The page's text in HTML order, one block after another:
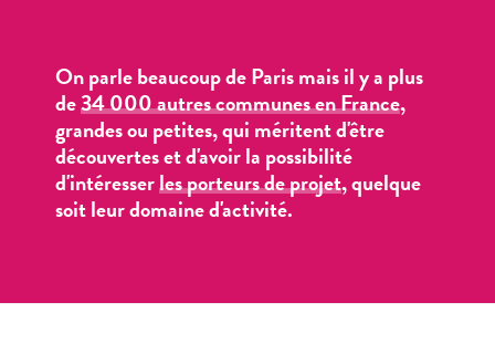
On parle beaucoup de Paris mais il y a plus
de34 000 autres communes en France,
grandes ou petites, qui méritent d'être
découvertes et d'avoir la possibilité
d'intéresserles porteurs de projet, quelque
soit leur domaine d'activité.